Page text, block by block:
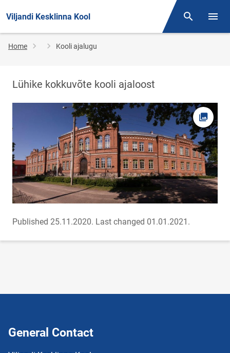
Viljandi Kesklinna Kool Otsing
Breadcrumb
Home Kooli ajalugu
Lühike kokkuvõte kooli ajaloost
Open
Published 25.11.2020. Last changed 01.01.2021.
General Contact